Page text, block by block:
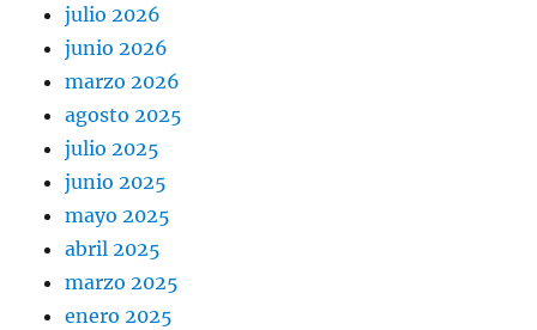
julio 2026
junio 2026
marzo 2026
agosto 2025
julio 2025
junio 2025
mayo 2025
abril 2025
marzo 2025
enero 2025